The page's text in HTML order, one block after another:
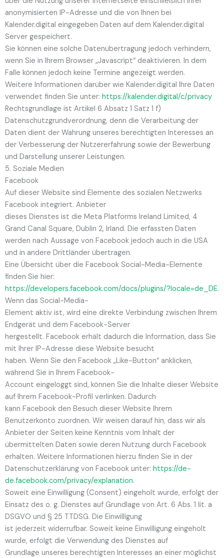
anonymisierten IP-Adresse und die von Ihnen bei
Kalender.digital eingegeben Daten auf dem Kalender.digital
Server gespeichert.
Sie können eine solche Datenübertragung jedoch verhindern,
wenn Sie in Ihrem Browser „Javascript“ deaktivieren. In dem
Falle können jedoch keine Termine angezeigt werden.
Weitere Informationen darüber wie Kalender.digital Ihre Daten
verwendet finden Sie unter: https://kalender.digital/c/privacy
Rechtsgrundlage ist Artikel 6 Absatz 1 Satz 1 f)
Datenschutzgrundverordnung, denn die Verarbeitung der
Daten dient der Wahrung unseres berechtigten Interesses an
der Verbesserung der Nutzererfahrung sowie der Bewerbung
und Darstellung unserer Leistungen.
5. Soziale Medien
Facebook
Auf dieser Website sind Elemente des sozialen Netzwerks
Facebook integriert. Anbieter
dieses Dienstes ist die Meta Platforms Ireland Limited, 4
Grand Canal Square, Dublin 2, Irland. Die erfassten Daten
werden nach Aussage von Facebook jedoch auch in die USA
und in andere Drittländer übertragen.
Eine Übersicht über die Facebook Social-Media-Elemente
finden Sie hier:
https://developers.facebook.com/docs/plugins/?locale=de_DE.
Wenn das Social-Media-
Element aktiv ist, wird eine direkte Verbindung zwischen Ihrem
Endgerät und dem Facebook-Server
hergestellt. Facebook erhält dadurch die Information, dass Sie
mit Ihrer IP-Adresse diese Website besucht
haben. Wenn Sie den Facebook „Like-Button“ anklicken,
während Sie in Ihrem Facebook-
Account eingeloggt sind, können Sie die Inhalte dieser Website
auf Ihrem Facebook-Profil verlinken. Dadurch
kann Facebook den Besuch dieser Website Ihrem
Benutzerkonto zuordnen. Wir weisen darauf hin, dass wir als
Anbieter der Seiten keine Kenntnis vom Inhalt der
übermittelten Daten sowie deren Nutzung durch Facebook
erhalten. Weitere Informationen hierzu finden Sie in der
Datenschutzerklärung von Facebook unter: https://de-
de.facebook.com/privacy/explanation.
Soweit eine Einwilligung (Consent) eingeholt wurde, erfolgt der
Einsatz des o. g. Dienstes auf Grundlage von Art. 6 Abs. 1 lit. a
DSGVO und § 25 TTDSG. Die Einwilligung
ist jederzeit widerrufbar. Soweit keine Einwilligung eingeholt
wurde, erfolgt die Verwendung des Dienstes auf
Grundlage unseres berechtigten Interesses an einer möglichst